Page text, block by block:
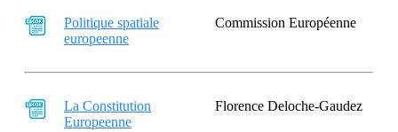
Politique spatiale
europeenne
Commission Européenne
La Constitution
Europeenne
Florence Deloche-Gaudez